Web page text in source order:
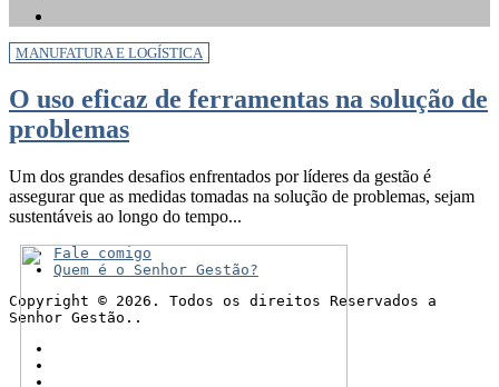
MANUFATURA E LOGÍSTICA
O uso eficaz de ferramentas na solução de
problemas
Um dos grandes desafios enfrentados por líderes da gestão é
assegurar que as medidas tomadas na solução de problemas, sejam
sustentáveis ao longo do tempo...
Fale comigo
Quem é o Senhor Gestão?
Copyright © 2026. Todos os direitos Reservados a
Senhor Gestão..